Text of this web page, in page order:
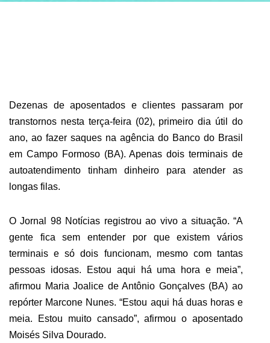
Dezenas de aposentados e clientes passaram por
transtornos nesta terça-feira (02), primeiro dia útil do
ano, ao fazer saques na agência do Banco do Brasil
em Campo Formoso (BA). Apenas dois terminais de
autoatendimento tinham dinheiro para atender as
longas filas.
O Jornal 98 Notícias registrou ao vivo a situação. “A
gente fica sem entender por que existem vários
terminais e só dois funcionam, mesmo com tantas
pessoas idosas. Estou aqui há uma hora e meia”,
afirmou Maria Joalice de Antônio Gonçalves (BA) ao
repórter Marcone Nunes. “Estou aqui há duas horas e
meia. Estou muito cansado”, afirmou o aposentado
Moisés Silva Dourado.